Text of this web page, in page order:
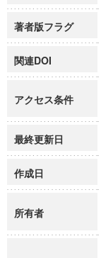
著者版フラグ
関連DOI
アクセス条件
最終更新日
作成日
所有者